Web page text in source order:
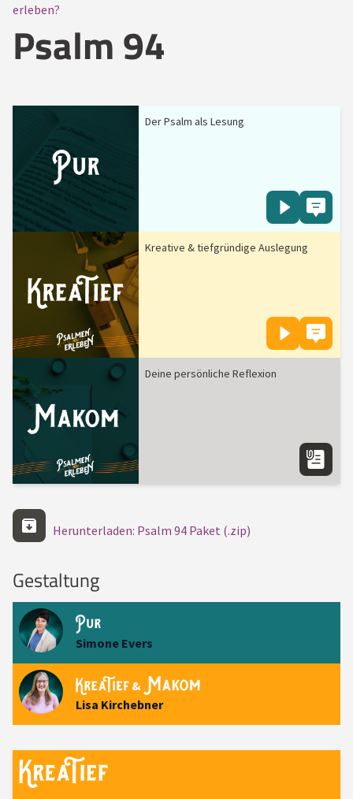
erleben?
Psalm 94
Der Psalm als Lesung
Kreative & tiefgründige Auslegung
Deine persönliche Reflexion
Herunterladen: Psalm 94 Paket (.zip)
Gestaltung
Simone Evers
&
Lisa Kirchebner